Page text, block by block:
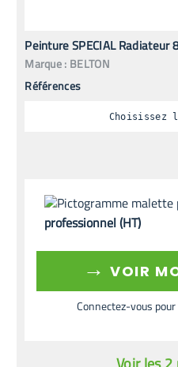
Peinture SPECIAL Radiateur
Marque : BELTON
Références
Choisissez
professionnel (HT)
→ VOIR
Connectez-vous